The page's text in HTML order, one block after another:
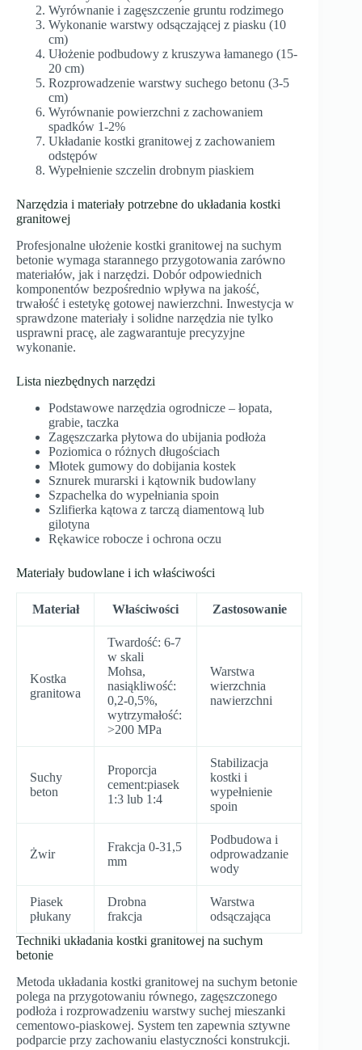
Wyrównanie i zagęszczenie gruntu rodzimego
Wykonanie warstwy odsączającej z piasku (10
cm)
Ułożenie podbudowy z kruszywa łamanego (15-
20 cm)
Rozprowadzenie warstwy suchego betonu (3-5
cm)
Wyrównanie powierzchni z zachowaniem
spadków 1-2%
Układanie kostki granitowej z zachowaniem
odstępów
Wypełnienie szczelin drobnym piaskiem
Narzędzia i materiały potrzebne do układania kostki
granitowej
Profesjonalne ułożenie kostki granitowej na suchym
betonie wymaga starannego przygotowania zarówno
materiałów, jak i narzędzi. Dobór odpowiednich
komponentów bezpośrednio wpływa na jakość,
trwałość i estetykę gotowej nawierzchni. Inwestycja w
sprawdzone materiały i solidne narzędzia nie tylko
usprawni pracę, ale zagwarantuje precyzyjne
wykonanie.
Lista niezbędnych narzędzi
Podstawowe narzędzia ogrodnicze – łopata,
grabie, taczka
Zagęszczarka płytowa do ubijania podłoża
Poziomica o różnych długościach
Młotek gumowy do dobijania kostek
Sznurek murarski i kątownik budowlany
Szpachelka do wypełniania spoin
Szlifierka kątowa z tarczą diamentową lub
gilotyna
Rękawice robocze i ochrona oczu
Materiały budowlane i ich właściwości
Materiał Właściwości Zastosowanie
Kostka
granitowa
Twardość: 6-7
w skali
Mohsa,
nasiąkliwość:
0,2-0,5%,
wytrzymałość:
>200 MPa
Warstwa
wierzchnia
nawierzchni
Suchy
beton
Proporcja
cement:piasek
1:3 lub 1:4
Stabilizacja
kostki i
wypełnienie
spoin
Żwir
Frakcja 0-31,5
mm
Podbudowa i
odprowadzanie
wody
Piasek
płukany
Drobna
frakcja
Warstwa
odsączająca
Techniki układania kostki granitowej na suchym
betonie
Metoda układania kostki granitowej na suchym betonie
polega na przygotowaniu równego, zagęszczonego
podłoża i rozprowadzeniu warstwy suchej mieszanki
cementowo-piaskowej. System ten zapewnia sztywne
podparcie przy zachowaniu elastyczności konstrukcji.